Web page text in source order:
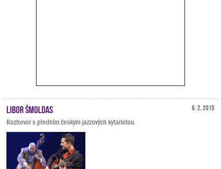
6. 2. 2015
Libor Šmoldas
Rozhovor s předním českým jazzových kytaristou.